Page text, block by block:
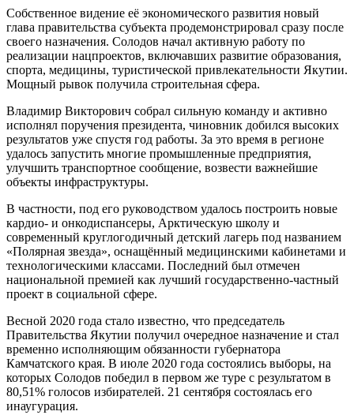
Собственное видение её экономического развития новый
глава правительства субъекта продемонстрировал сразу после
своего назначения. Солодов начал активную работу по
реализации нацпроектов, включавших развитие образования,
спорта, медицины, туристической привлекательности Якутии.
Мощный рывок получила строительная сфера.
Владимир Викторович собрал сильную команду и активно
исполнял поручения президента, чиновник добился высоких
результатов уже спустя год работы. За это время в регионе
удалось запустить многие промышленные предприятия,
улучшить транспортное сообщение, возвести важнейшие
объекты инфраструктуры.
В частности, под его руководством удалось построить новые
кардио- и онкодиспансеры, Арктическую школу и
современный круглогодичный детский лагерь под названием
«Полярная звезда», оснащённый медицинскими кабинетами и
технологическими классами. Последний был отмечен
национальной премией как лучший государственно-частный
проект в социальной сфере.
Весной 2020 года стало известно, что председатель
Правительства Якутии получил очередное назначение и стал
временно исполняющим обязанности губернатора
Камчатского края. В июле 2020 года состоялись выборы, на
которых Солодов победил в первом же туре с результатом в
80,51% голосов избирателей. 21 сентября состоялась его
инаугурация.